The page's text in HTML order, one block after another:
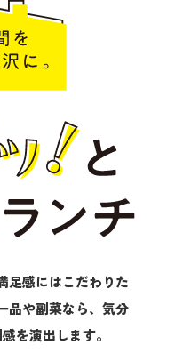
・お手軽グル
足感にはこだわりた
品や副菜なら、気分
を演出します。